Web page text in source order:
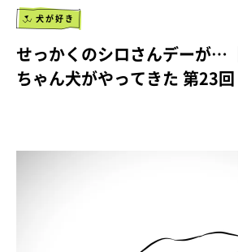
犬が好き
せっかくのシロさんデーが…
ちゃん犬がやってきた 第23回